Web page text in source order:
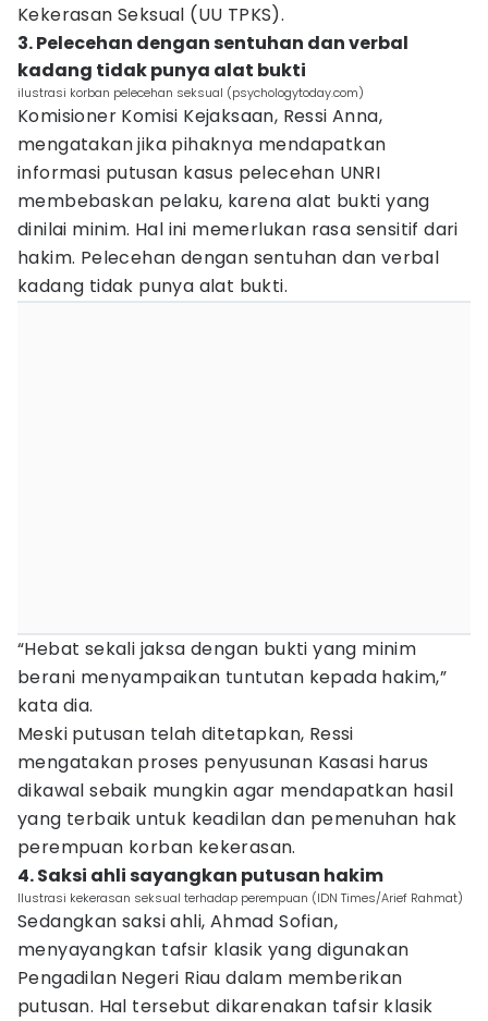
Kekerasan Seksual (UU TPKS).
3. Pelecehan dengan sentuhan dan verbal
kadang tidak punya alat bukti
ilustrasi korban pelecehan seksual (psychologytoday.com)
Komisioner Komisi Kejaksaan, Ressi Anna,
mengatakan jika pihaknya mendapatkan
informasi putusan kasus pelecehan UNRI
membebaskan pelaku, karena alat bukti yang
dinilai minim. Hal ini memerlukan rasa sensitif dari
hakim. Pelecehan dengan sentuhan dan verbal
kadang tidak punya alat bukti.
“Hebat sekali jaksa dengan bukti yang minim
berani menyampaikan tuntutan kepada hakim,”
kata dia.
Meski putusan telah ditetapkan, Ressi
mengatakan proses penyusunan Kasasi harus
dikawal sebaik mungkin agar mendapatkan hasil
yang terbaik untuk keadilan dan pemenuhan hak
perempuan korban kekerasan.
4. Saksi ahli sayangkan putusan hakim
Ilustrasi kekerasan seksual terhadap perempuan (IDN Times/Arief Rahmat)
Sedangkan saksi ahli, Ahmad Sofian,
menyayangkan tafsir klasik yang digunakan
Pengadilan Negeri Riau dalam memberikan
putusan. Hal tersebut dikarenakan tafsir klasik